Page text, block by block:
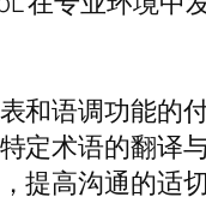
和语调功能的
定术语的翻译
提高沟通的适切